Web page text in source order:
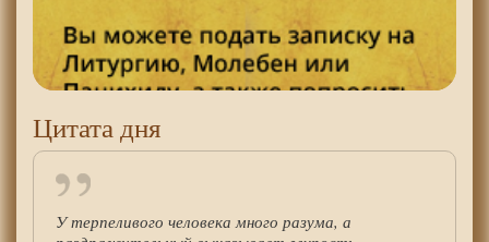
Цитата дня
У терпеливого человека много разума, а